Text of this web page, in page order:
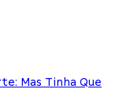
Mas Tinha Que